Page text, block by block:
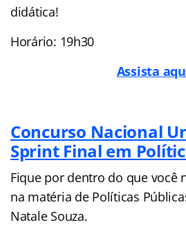
didática!
Horário: 19h30
Assista
Concurso Nacional
Sprint Final em
Fique por dentro do que você
na matéria de Políticas
Natale Souza.